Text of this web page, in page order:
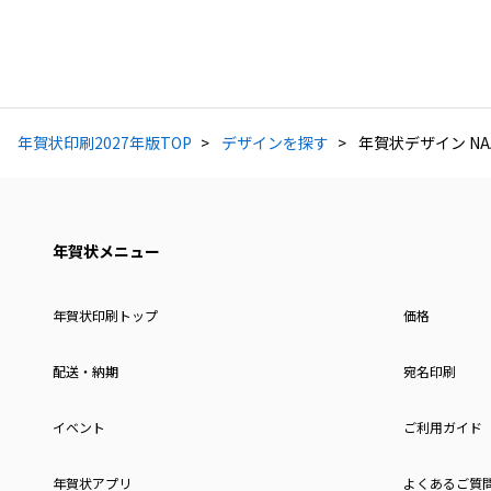
年賀状印刷2027年版TOP デザインを探す 年賀状デザイン
年賀状メニュー
年賀状印刷トップ 価格
配送・納期 宛名印刷
イベント ご利用ガイド
年賀状アプリ よくあるご質